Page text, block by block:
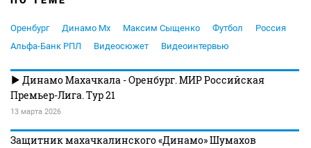
Оренбург Динамо Мх Максим Сыщенко Футбол
Россия
Альфа-Банк РПЛ
Видеосюжет Видеоинтервью
Динамо Махачкала - Оренбург. МИР Российская
Премьер-Лига. Тур 21
13 марта 2026
Защитник махачкалинского «Динамо» Шумахов